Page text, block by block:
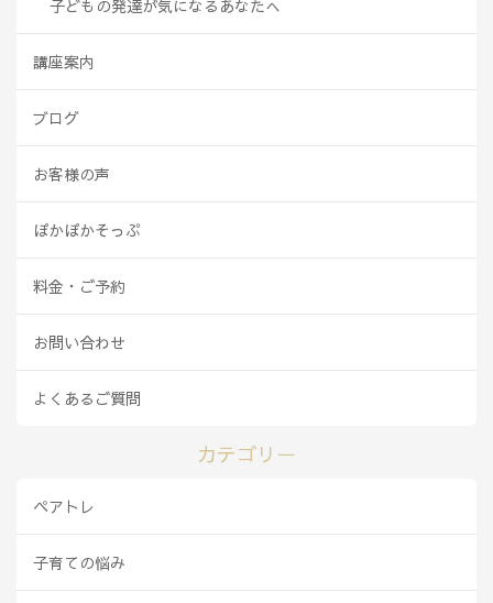
子どもの発達が気になるあなたへ
講座案内
ブログ
お客様の声
ぽかぽかそっぷ
料金・ご予約
お問い合わせ
よくあるご質問
カテゴリー
ペアトレ
子育ての悩み